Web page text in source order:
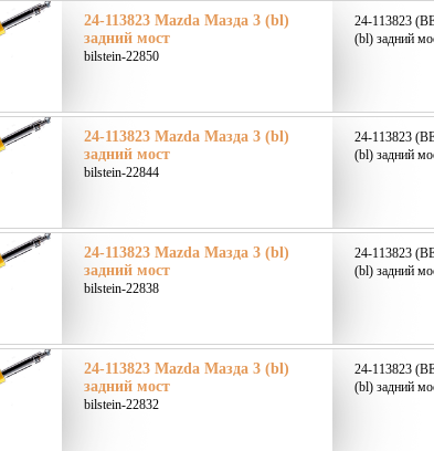
24-113823 Mazda Мазда 3 (bl)
задний мост
bilstein-22850
24-113823
(bl) задний
24-113823 Mazda Мазда 3 (bl)
задний мост
bilstein-22844
24-113823
(bl) задний
24-113823 Mazda Мазда 3 (bl)
задний мост
bilstein-22838
24-113823
(bl) задний
24-113823 Mazda Мазда 3 (bl)
задний мост
bilstein-22832
24-113823
(bl) задний